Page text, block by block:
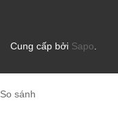
Cung cấp bởi Sapo.
So sánh